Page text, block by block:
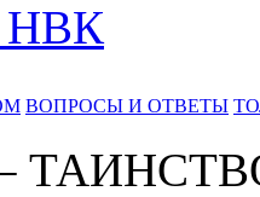
ВОПРОСЫ И ОТВЕТЫ